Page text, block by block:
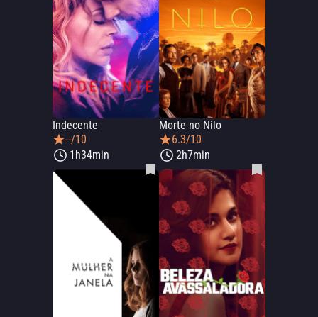
Indecente
--/10
1h34min
Morte no Nilo
6.3/10
2h7min